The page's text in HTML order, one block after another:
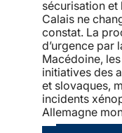
sécurisation et
Calais ne
constat. La
d’urgence par
Macédoine,
initiatives des
et slovaques,
incidents
Allemagne